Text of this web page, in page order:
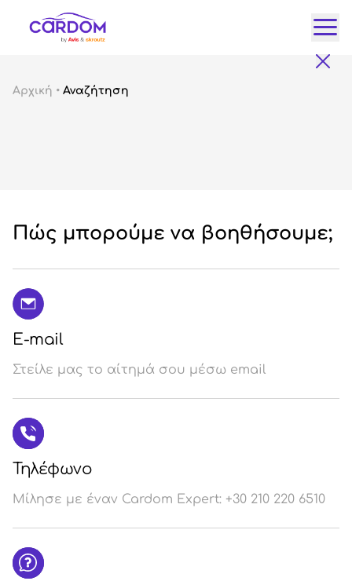
Αρχική • Αναζήτηση
Πώς μπορούμε να βοηθήσουμε;
E-mail
Στείλε μας το αίτημά σου μέσω email
Τηλέφωνο
Μίλησε με έναν Cardom Expert: +30 210 220 6510